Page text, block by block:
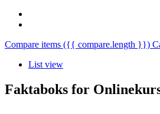
Compare items ({{ compare.length }})
List view
Faktaboks for